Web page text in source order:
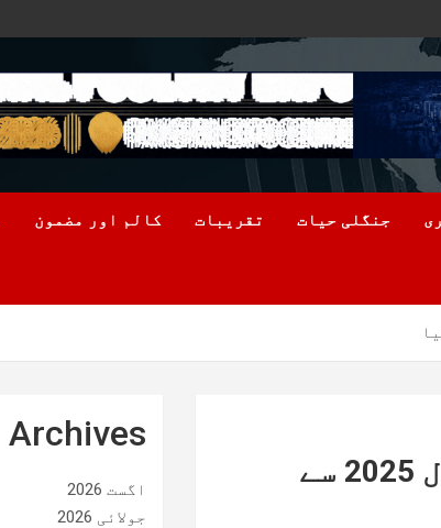
جنگلی حیات تقریبات کالم اور مضمون
پروفیسر ڈاکٹر محمد یونس کو PAS گولڈ میڈل 2025 سے
Archives
اگست 2026
جولائی 2026